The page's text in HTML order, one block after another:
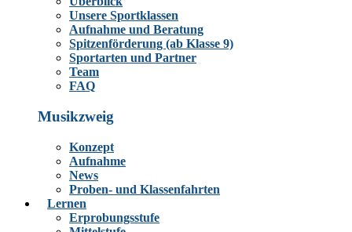
Unsere Sportklassen
Aufnahme und Beratung
Spitzenförderung (ab Klasse 9)
Sportarten und Partner
Team
FAQ
Musikzweig
Konzept
Aufnahme
News
Proben- und Klassenfahrten
Lernen
Erprobungsstufe